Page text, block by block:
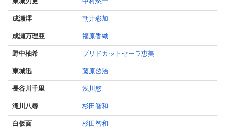
東城刃更 中村悠一
成瀬澪 朝井彩加
成瀬万理亜 福原香織
野中柚希 ブリドカットセーラ恵美
東城迅 藤原啓治
長谷川千里 浅川悠
滝川八尋 杉田智和
白仮面 杉田智和